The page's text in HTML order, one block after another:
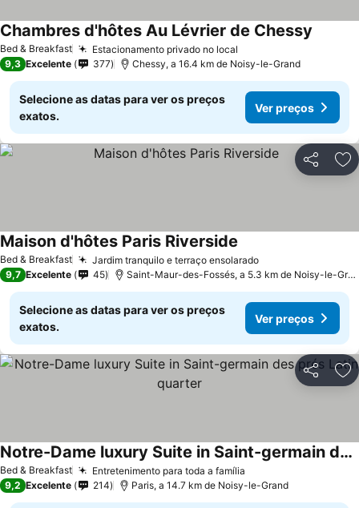
Bed & Breakfast Estacionamento privado no local
Chambres d'hôtes Au Lévrier de Chessy
9,3 Excelente 377 Chessy, a 16.4 km de Noisy-le-Grand
Selecione as datas para ver os preços
exatos.
Ver preços
Partilhar
Bed & Breakfast Jardim tranquilo e terraço ensolaradoVer preços
Maison d'hôtes Paris Riverside
9,7 Excelente 45 Saint-Maur-des-Fossés, a 5.3 km de Noisy-le-
Selecione as datas para ver os preços
exatos.
Ver preços
Partilhar
Bed & Breakfast Entretenimento para toda a família
Notre-Dame luxury Suite in Saint-germain des prés Latin quarter
Ver preços
9,2 Excelente 214 Paris, a 14.7 km de Noisy-le-Grand